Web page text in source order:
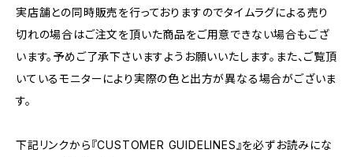
実店舗との同時販売を行っておりますのでタイムラグによる売り
切れの場合はご注文を頂いた商品をご用意できない場合もござ
います。予めご了承下さいますようお願いいたします。また、ご覧頂
いているモニターにより実際の色と出方が異なる場合がございま
す。
下記リンクから『CUSTOMER GUIDELINES』を必ずお読みにな